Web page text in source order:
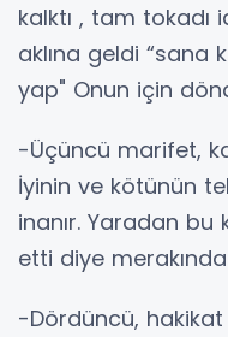
kalktı , tam tokadı
aklına geldi “sana
yap" Onun için
-Üçüncü marifet,
İyinin ve kötünün
inanır. Yaradan
etti diye
-Dördüncü, hakikat